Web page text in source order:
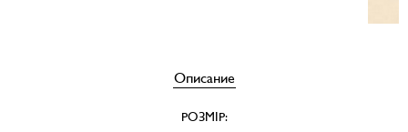
Описание
РОЗМІР: